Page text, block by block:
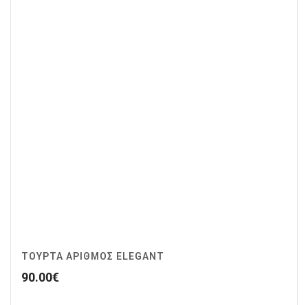
ΤΟΥΡΤΑ ΑΡΙΘΜΟΣ ELEGANT
90.00€